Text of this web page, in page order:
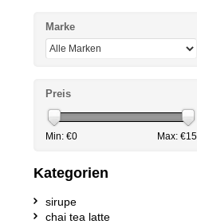
Marke
Preis
Min: €0 Max: €15
Kategorien
sirupe
chai tea latte